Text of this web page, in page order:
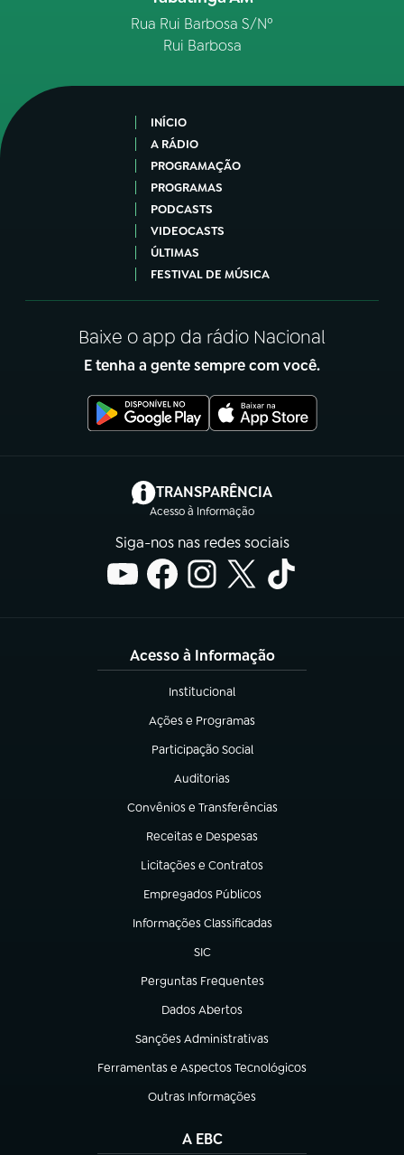
Rua Rui Barbosa S/Nº
Rui Barbosa
INÍCIO
A RÁDIO
PROGRAMAÇÃO
PROGRAMAS
PODCASTS
VIDEOCASTS
ÚLTIMAS
FESTIVAL DE MÚSICA
Baixe o app da rádio Nacional
E tenha a gente sempre com você.
TRANSPARÊNCIA
Acesso à Informação
(abre em nova aba)
Siga-nos nas redes sociais
Acesso à Informação
Institucional
(abre em nova aba)
Ações e Programas
(abre em nova aba)
Participação Social
(abre em nova aba)
Auditorias
(abre em nova aba)
Convênios e Transferências
(abre em nova aba)
Receitas e Despesas
(abre em nova aba)
Licitações e Contratos
(abre em nova aba)
Empregados Públicos
(abre em nova aba)
Informações Classificadas
(abre em nova aba)
SIC
(abre em nova aba)
Perguntas Frequentes
(abre em nova aba)
Dados Abertos
(abre em nova aba)
Sanções Administrativas
(abre em nova aba)
Ferramentas e Aspectos Tecnológicos
(abre em nova aba)
Outras Informações
(abre em nova aba)
A EBC